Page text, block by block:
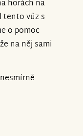
horách na
tento vůz s
o pomoc
na něj sami